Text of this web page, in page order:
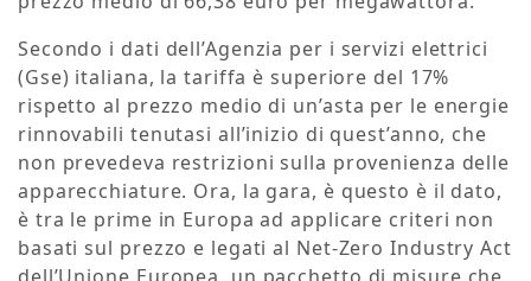
Secondo i dati dell’Agenzia per i servizi elettrici
(Gse) italiana, la tariffa è superiore del 17%
rispetto al prezzo medio di un’asta per le energie
rinnovabili tenutasi all’inizio di quest’anno, che
non prevedeva restrizioni sulla provenienza delle
apparecchiature. Ora, la gara, è questo è il dato,
è tra le prime in Europa ad applicare criteri non
basati sul prezzo e legati al Net-Zero Industry Act